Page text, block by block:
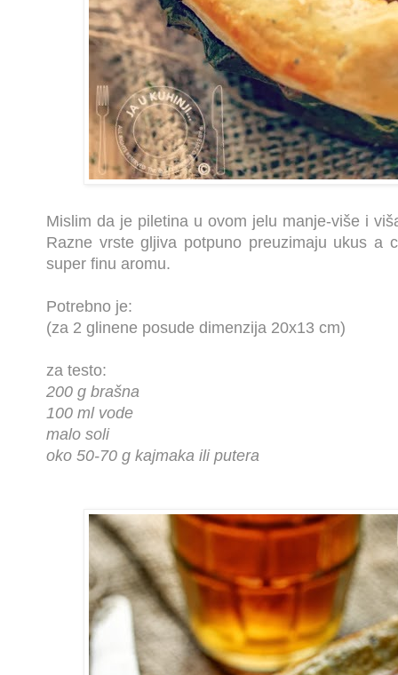
Mislim da je piletina u ovom jelu manje-više i
Razne vrste gljiva potpuno preuzimaju ukus a
super finu aromu.
Potrebno je:
(za 2 glinene posude dimenzija 20x13 cm)
za testo:
200 g brašna
100 ml vode
malo soli
oko 50-70 g kajmaka ili putera